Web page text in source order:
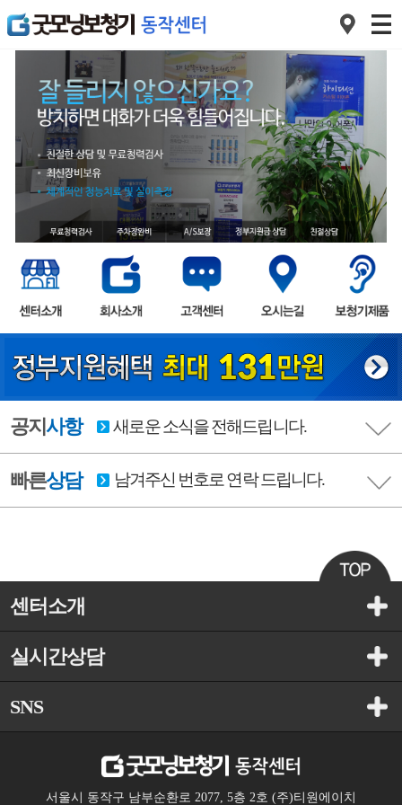
공지사항 새로운 소식을 전해드립니다.
빠른상담 남겨주신 번호로 연락 드립니다.
센터소개
실시간상담
SNS
서울시 동작구 남부순환로 2077, 5층 2호 (주)티원에이치